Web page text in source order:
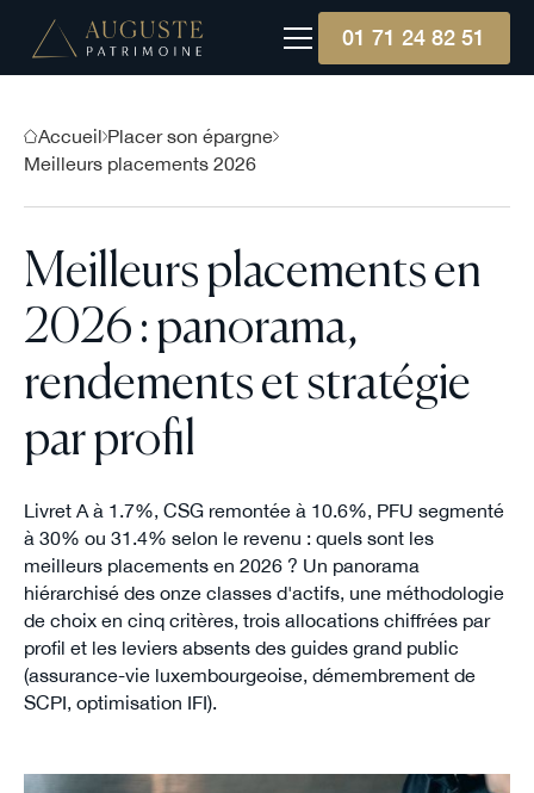
01 71 24 82 51
Accueil Placer son épargne
Meilleurs placements 2026
Meilleurs placements en
2026 : panorama,
rendements et stratégie
par profil
Livret A à 1.7%, CSG remontée à 10.6%, PFU segmenté
à 30% ou 31.4% selon le revenu : quels sont les
meilleurs placements en 2026 ? Un panorama
hiérarchisé des onze classes d'actifs, une méthodologie
de choix en cinq critères, trois allocations chiffrées par
profil et les leviers absents des guides grand public
(assurance-vie luxembourgeoise, démembrement de
SCPI, optimisation IFI).